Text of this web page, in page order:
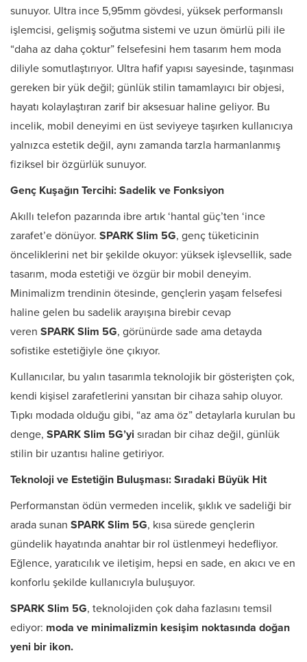
sunuyor. Ultra ince 5,95mm gövdesi, yüksek performanslı
işlemcisi, gelişmiş soğutma sistemi ve uzun ömürlü pili ile
“daha az daha çoktur” felsefesini hem tasarım hem moda
diliyle somutlaştırıyor. Ultra hafif yapısı sayesinde, taşınması
gereken bir yük değil; günlük stilin tamamlayıcı bir objesi,
hayatı kolaylaştıran zarif bir aksesuar haline geliyor. Bu
incelik, mobil deneyimi en üst seviyeye taşırken kullanıcıya
yalnızca estetik değil, aynı zamanda tarzla harmanlanmış
fiziksel bir özgürlük sunuyor.
Genç Kuşağın Tercihi: Sadelik ve Fonksiyon
Akıllı telefon pazarında ibre artık ‘hantal güç’ten ‘ince
zarafet’e dönüyor. SPARK Slim 5G, genç tüketicinin
önceliklerini net bir şekilde okuyor: yüksek işlevsellik, sade
tasarım, moda estetiği ve özgür bir mobil deneyim.
Minimalizm trendinin ötesinde, gençlerin yaşam felsefesi
haline gelen bu sadelik arayışına birebir cevap
veren SPARK Slim 5G, görünürde sade ama detayda
sofistike estetiğiyle öne çıkıyor.
Kullanıcılar, bu yalın tasarımla teknolojik bir gösterişten çok,
kendi kişisel zarafetlerini yansıtan bir cihaza sahip oluyor.
Tıpkı modada olduğu gibi, “az ama öz” detaylarla kurulan bu
denge, SPARK Slim 5G’yi sıradan bir cihaz değil, günlük
stilin bir uzantısı haline getiriyor.
Teknoloji ve Estetiğin Buluşması: Sıradaki Büyük Hit
Performanstan ödün vermeden incelik, şıklık ve sadeliği bir
arada sunan SPARK Slim 5G, kısa sürede gençlerin
gündelik hayatında anahtar bir rol üstlenmeyi hedefliyor.
Eğlence, yaratıcılık ve iletişim, hepsi en sade, en akıcı ve en
konforlu şekilde kullanıcıyla buluşuyor.
SPARK Slim 5G, teknolojiden çok daha fazlasını temsil
ediyor: moda ve minimalizmin kesişim noktasında doğan
yeni bir ikon.